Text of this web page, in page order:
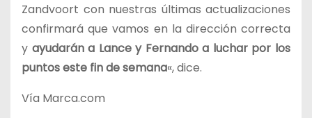
Zandvoort con nuestras últimas actualizaciones
confirmará que vamos en la dirección correcta
y ayudarán a Lance y Fernando a luchar por los
puntos este fin de semana«, dice.
Vía Marca.com